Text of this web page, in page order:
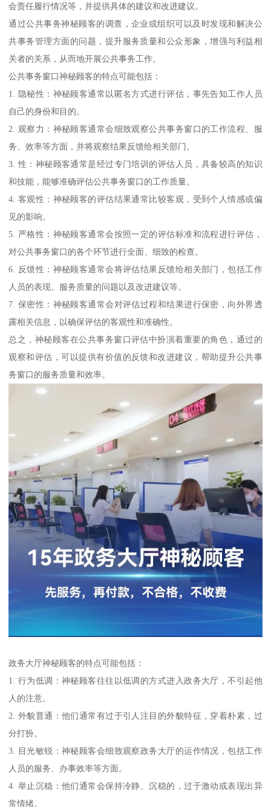
会责任履行情况等，并提供具体的建议和改进建议。
通过公共事务神秘顾客的调查，企业或组织可以及时发现和解决公
共事务管理方面的问题，提升服务质量和公众形象，增强与利益相
关者的关系，从而地开展公共事务工作。
公共事务窗口神秘顾客的特点可能包括：
1. 隐秘性：神秘顾客通常以匿名方式进行评估，事先告知工作人员
自己的身份和目的。
2. 观察力：神秘顾客通常会细致观察公共事务窗口的工作流程、服
务、效率等方面，并将观察结果反馈给相关部门。
3. 性：神秘顾客通常是经过专门培训的评估人员，具备较高的知识
和技能，能够准确评估公共事务窗口的工作质量。
4. 客观性：神秘顾客的评估结果通常比较客观，受到个人情感或偏
见的影响。
5. 严格性：神秘顾客通常会按照一定的评估标准和流程进行评估，
对公共事务窗口的各个环节进行全面、细致的检查。
6. 反馈性：神秘顾客通常会将评估结果反馈给相关部门，包括工作
人员的表现、服务质量的问题以及改进建议等。
7. 保密性：神秘顾客通常会对评估过程和结果进行保密，向外界透
露相关信息，以确保评估的客观性和准确性。
总之，神秘顾客在公共事务窗口评估中扮演着重要的角色，通过的
观察和评估，可以提供有价值的反馈和改进建议，帮助提升公共事
务窗口的服务质量和效率。
政务大厅神秘顾客的特点可能包括：
1. 行为低调：神秘顾客往往以低调的方式进入政务大厅，不引起他
人的注意。
2. 外貌普通：他们通常有过于引人注目的外貌特征，穿着朴素，过
分打扮。
3. 目光敏锐：神秘顾客会细致观察政务大厅的运作情况，包括工作
人员的服务、办事效率等方面。
4. 举止沉稳：他们通常会保持冷静、沉稳的，过于激动或表现出异
常情绪。